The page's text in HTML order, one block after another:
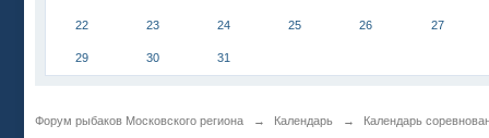
22 23 24 25 26 27
29 30 31
Форум рыбаков Московского региона → Календарь → Календарь